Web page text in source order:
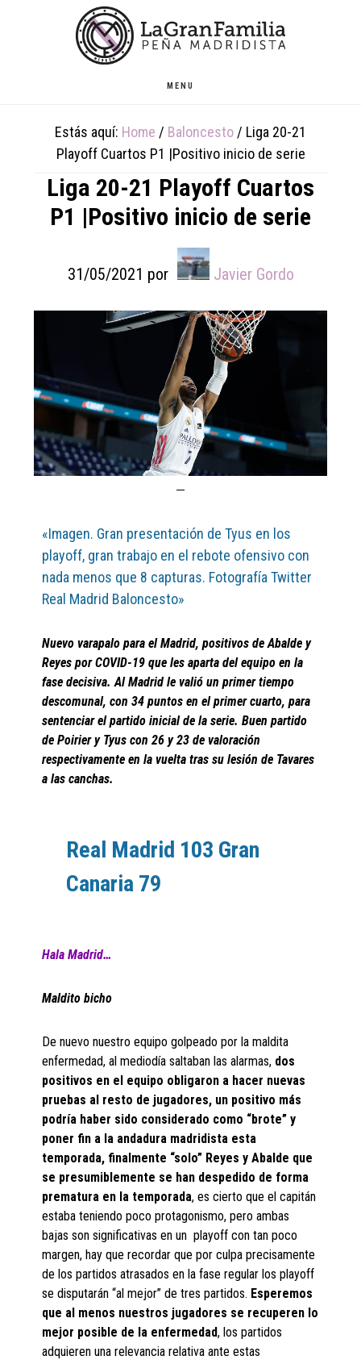
MENU
Estás aquí: Home / Baloncesto / Liga 20-21
Playoff Cuartos P1 |Positivo inicio de serie
Liga 20-21 Playoff Cuartos
P1 |Positivo inicio de serie
31/05/2021 por Javier Gordo
«Imagen. Gran presentación de Tyus en los
playoff, gran trabajo en el rebote ofensivo con
nada menos que 8 capturas. Fotografía Twitter
Real Madrid Baloncesto»
Nuevo varapalo para el Madrid, positivos de Abalde y
Reyes por COVID-19 que les aparta del equipo en la
fase decisiva. Al Madrid le valió un primer tiempo
descomunal, con 34 puntos en el primer cuarto, para
sentenciar el partido inicial de la serie. Buen partido
de Poirier y Tyus con 26 y 23 de valoración
respectivamente en la vuelta tras su lesión de Tavares
a las canchas.
Real Madrid 103 Gran
Canaria 79
Hala Madrid…
Maldito bicho
De nuevo nuestro equipo golpeado por la maldita
enfermedad, al mediodía saltaban las alarmas, dos
positivos en el equipo obligaron a hacer nuevas
pruebas al resto de jugadores, un positivo más
podría haber sido considerado como “brote” y
poner fin a la andadura madridista esta
temporada, finalmente “solo” Reyes y Abalde que
se presumiblemente se han despedido de forma
prematura en la temporada, es cierto que el capitán
estaba teniendo poco protagonismo, pero ambas
bajas son significativas en un playoff con tan poco
margen, hay que recordar que por culpa precisamente
de los partidos atrasados en la fase regular los playoff
se disputarán “al mejor” de tres partidos. Esperemos
que al menos nuestros jugadores se recuperen lo
mejor posible de la enfermedad, los partidos
adquieren una relevancia relativa ante estas